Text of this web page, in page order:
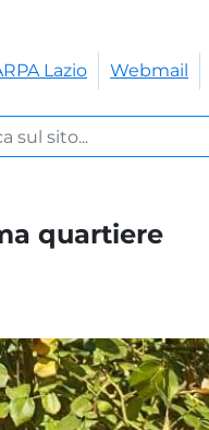
Lazio Webmail
sito:
quartiere